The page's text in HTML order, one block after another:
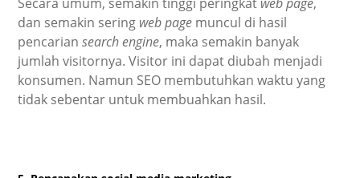
dan semakin sering web page muncul di hasil
pencariansearch engine, maka semakin banyak
jumlah visitornya. Visitor ini dapat diubah menjadi
konsumen. Namun SEO membutuhkan waktu yang
tidak sebentar untuk membuahkan hasil.